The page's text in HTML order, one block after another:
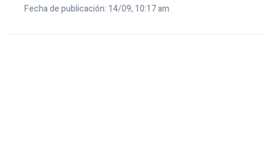
Fecha de publicación: 14/09, 10:17 am